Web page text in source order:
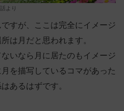
より
すが、ここは完全にイメージ
は月だと思われます。
いなら月に居たのもイメージ
を描写しているコマがあった
あるはずです。